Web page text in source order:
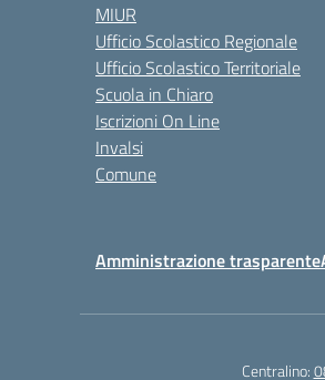
MIUR
Ufficio Scolastico Regionale
Ufficio Scolastico Territoriale
Scuola in Chiaro
Iscrizioni On Line
Invalsi
Comune
Amministrazione trasparente
Centralino: